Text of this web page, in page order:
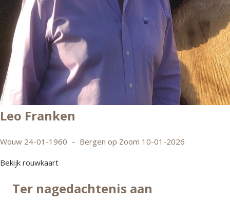
Leo Franken
Wouw 24-01-1960 – Bergen op Zoom 10-01-2026
Bekijk rouwkaart
Ter nagedachtenis aan